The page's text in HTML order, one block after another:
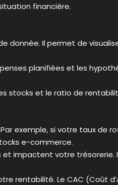
financière.
donnée. Il permet de
planifiées et les
stocks et le ratio de
exemple, si votre taux de
e-commerce.
impactent votre trésorerie.
rentabilité. Le CAC (Coût